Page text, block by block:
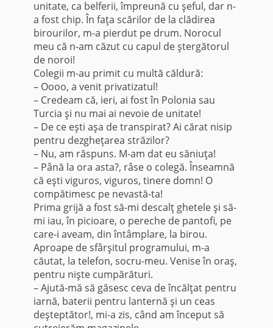
unitate, ca belferii, îm­preună cu şeful, dar n-
a fost chip. În faţa scărilor de la clădirea
birourilor, m-a pierdut pe drum. Norocul
meu că n-am căzut cu capul de ştergătorul
de noroi!
Colegii m-au primit cu multă căldură:
– Oooo, a venit privatizatul!
– Credeam că, ieri, ai fost în Polonia sau
Turcia şi nu mai ai nevoie de unitate!
– De ce eşti aşa de transpirat? Ai cărat nisip
pentru dezgheţa­rea străzilor?
– Nu, am răspuns. M-am dat eu săniu­ţa!
– Până la ora asta?, râse o colegă. Înseamnă
că eşti viguros, viguros, tinere domn! O
compătimesc pe nevastă-ta!
Prima grijă a fost să-mi descalţ ghetele şi să-
mi iau, în picioare, o pereche de pantofi, pe
care-i aveam, din întâmplare, la birou.
Aproape de sfârşitul programului, m-a
căutat, la telefon, socru-meu. Venise în oraş,
pentru nişte cumpărături.
– Ajută-mă să găsesc ceva de încălţat pentru
iarnă, baterii pentru lanternă şi un ceas
deşteptător!, mi-a zis, când am început să